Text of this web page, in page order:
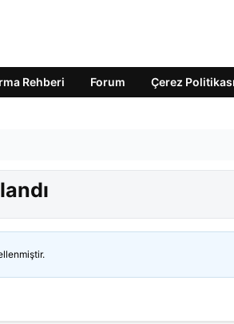
Rehberi Forum Çerez Politikası